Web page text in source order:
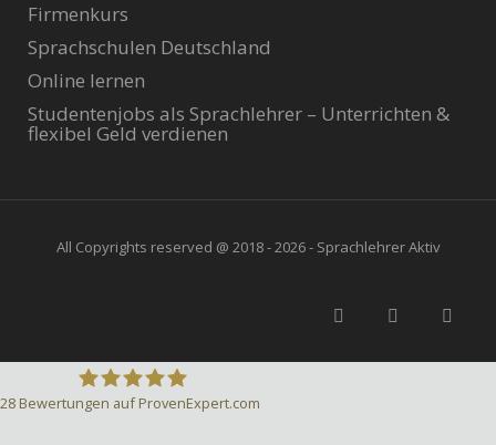
Firmenkurs
Sprachschulen Deutschland
Online lernen
Studentenjobs als Sprachlehrer – Unterrichten &
flexibel Geld verdienen
All Copyrights reserved @ 2018 - 2026 - Sprachlehrer Aktiv
28 Bewertungen auf ProvenExpert.com